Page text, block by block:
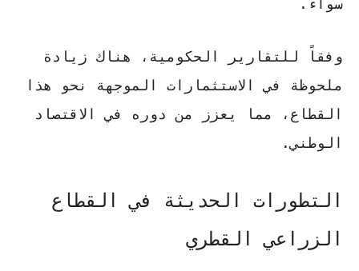
سواء.
وفقاً للتقارير الحكومية، هناك زيادة
ملحوظة في الاستثمارات الموجهة نحو هذا
القطاع، مما يعزز من دوره في الاقتصاد
الوطني.
التطورات الحديثة في القطاع
الزراعي القطري